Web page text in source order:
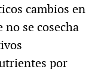
cambios en
no se cosecha
por